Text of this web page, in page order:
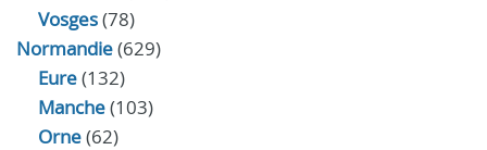
Vosges(78)
Normandie(629)
Eure(132)
Manche(103)
Orne(62)